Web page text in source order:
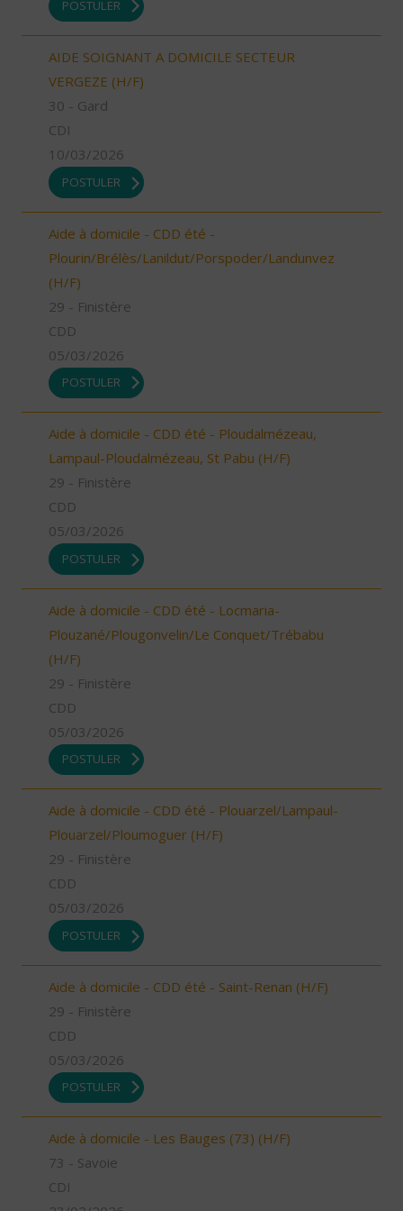
POSTULER
AIDE SOIGNANT A DOMICILE SECTEUR
VERGEZE (H/F)
30 - Gard
CDI
10/03/2026
POSTULER
Aide à domicile - CDD été -
Plourin/Brélès/Lanildut/Porspoder/Landunvez
(H/F)
29 - Finistère
CDD
05/03/2026
POSTULER
Aide à domicile - CDD été - Ploudalmézeau,
Lampaul-Ploudalmézeau, St Pabu (H/F)
29 - Finistère
CDD
05/03/2026
POSTULER
Aide à domicile - CDD été - Locmaria-
Plouzané/Plougonvelin/Le Conquet/Trébabu
(H/F)
29 - Finistère
CDD
05/03/2026
POSTULER
Aide à domicile - CDD été - Plouarzel/Lampaul-
Plouarzel/Ploumoguer (H/F)
29 - Finistère
CDD
05/03/2026
POSTULER
Aide à domicile - CDD été - Saint-Renan (H/F)
29 - Finistère
CDD
05/03/2026
POSTULER
Aide à domicile - Les Bauges (73) (H/F)
73 - Savoie
CDI